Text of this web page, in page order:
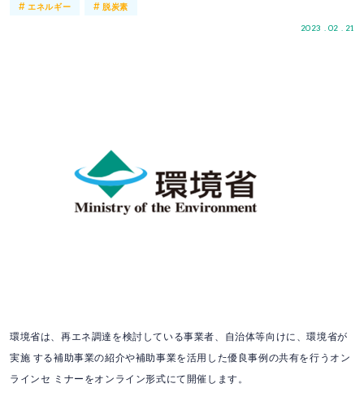
2023 . 02 . 21
#エネルギー # 脱炭素
環境省は、再エネ調達を検討している事業者、自治体等向けに、環境省が
実施 する補助事業の紹介や補助事業を活用した優良事例の共有を行うオン
ラインセ ミナーをオンライン形式にて開催します。